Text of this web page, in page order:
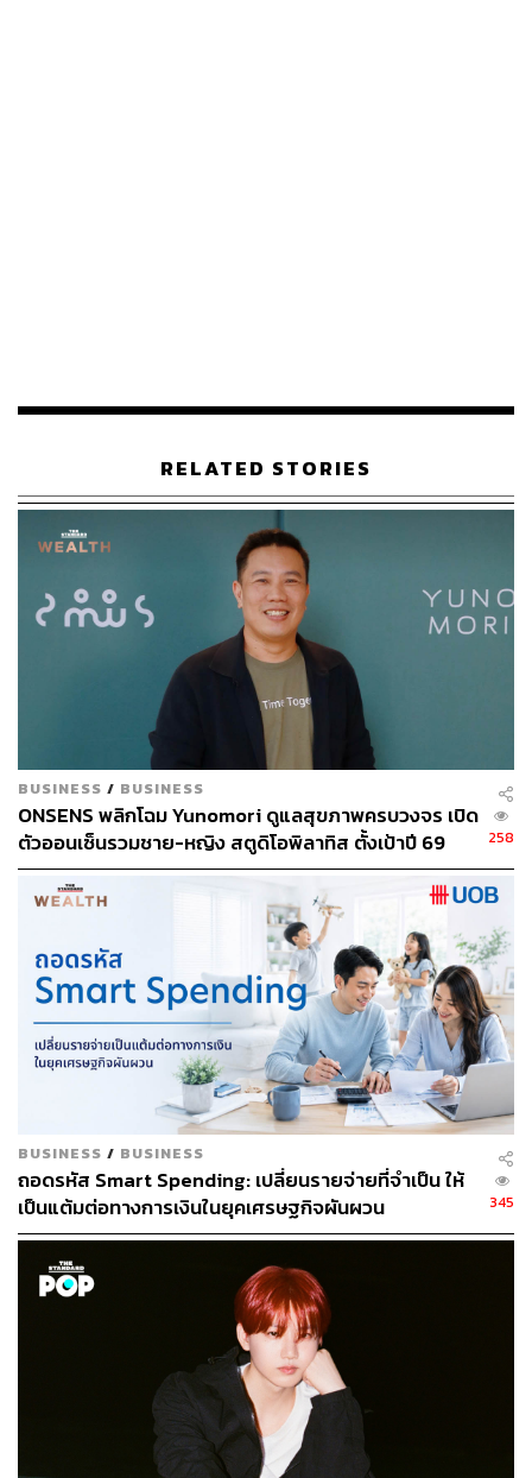
RELATED STORIES
BUSINESS / BUSINESS
ONSENS พลิกโฉม Yunomori ดูแลสุขภาพครบวงจร เปิด
ตัวออนเซ็นรวมชาย-หญิง สตูดิโอพิลาทิส ตั้งเป้าปี 69
รายได้-กำไรโต 10-15%
258
BUSINESS / BUSINESS
ถอดรหัส Smart Spending: เปลี่ยนรายจ่ายที่จำเป็น ให้
เป็นแต้มต่อทางการเงินในยุคเศรษฐกิจผันผวน
345